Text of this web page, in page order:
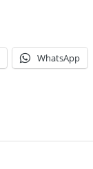
WhatsApp